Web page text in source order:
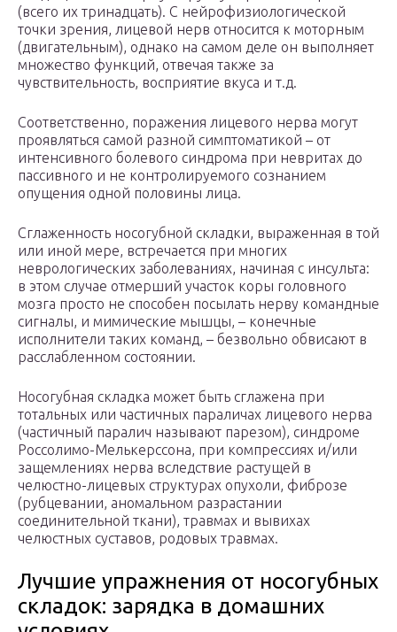
(всего их тринадцать). С нейрофизиологической
точки зрения, лицевой нерв относится к моторным
(двигательным), однако на самом деле он выполняет
множество функций, отвечая также за
чувствительность, восприятие вкуса и т.д.
Соответственно, поражения лицевого нерва могут
проявляться самой разной симптоматикой – от
интенсивного болевого синдрома при невритах до
пассивного и не контролируемого сознанием
опущения одной половины лица.
Сглаженность носогубной складки, выраженная в той
или иной мере, встречается при многих
неврологических заболеваниях, начиная с инсульта:
в этом случае отмерший участок коры головного
мозга просто не способен посылать нерву командные
сигналы, и мимические мышцы, – конечные
исполнители таких команд, – безвольно обвисают в
расслабленном состоянии.
Носогубная складка может быть сглажена при
тотальных или частичных параличах лицевого нерва
(частичный паралич называют парезом), синдроме
Россолимо-Мелькерссона, при компрессиях и/или
защемлениях нерва вследствие растущей в
челюстно-лицевых структурах опухоли, фиброзе
(рубцевании, аномальном разрастании
соединительной ткани), травмах и вывихах
челюстных суставов, родовых травмах.
Лучшие упражнения от носогубных
складок: зарядка в домашних